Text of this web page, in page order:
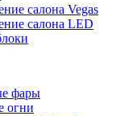
салона Vegas
салона LED
фары
огни